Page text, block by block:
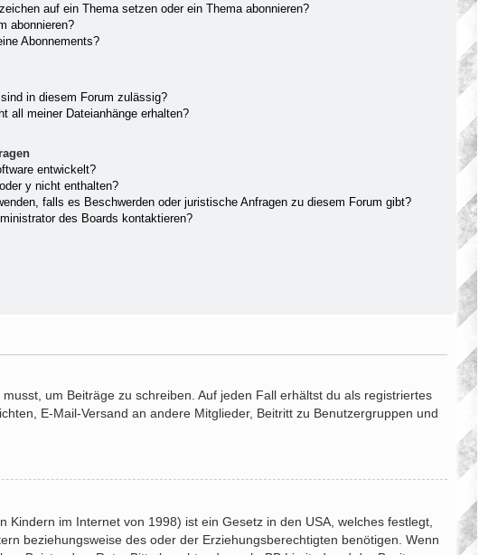
auf ein Thema setzen oder ein Thema abonnieren?
abonnieren?
Abonnements?
in diesem Forum zulässig?
all meiner Dateianhänge erhalten?
entwickelt?
y nicht enthalten?
falls es Beschwerden oder juristische Anfragen zu diesem Forum gibt?
des Boards kontaktieren?
um Beiträge zu schreiben. Auf jeden Fall erhältst du als registriertes
E-Mail-Versand an andere Mitglieder, Beitritt zu Benutzergruppen und
im Internet von 1998) ist ein Gesetz in den USA, welches festlegt,
beziehungsweise des oder der Erziehungsberechtigten benötigen. Wenn